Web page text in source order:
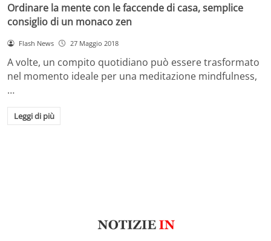
Ordinare la mente con le faccende di casa, semplice
consiglio di un monaco zen
Flash News 27 Maggio 2018
A volte, un compito quotidiano può essere trasformato
nel momento ideale per una meditazione mindfulness,
…
Leggi di più